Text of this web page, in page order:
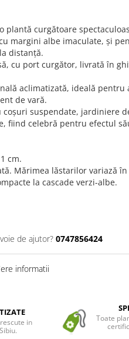
plantă curgătoare
margini albe imaculate, și
distanță.
cu port curgător, livrată în
aclimatizată, ideală pentru
de vară.
coșuri suspendate, jardiniere
fiind celebră pentru efectul
cm.
Mărimea lăstarilor variază
la cascade verzi-albe.
de ajutor? 0747856424
informatii
in
Toate